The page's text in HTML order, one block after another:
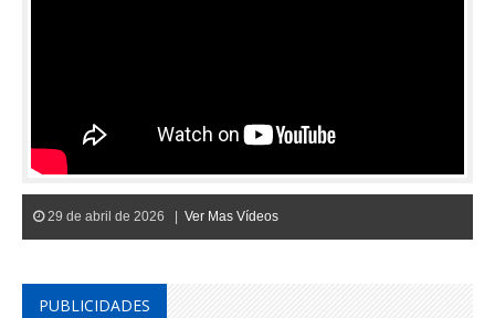
29 de abril de 2026 | Ver Mas Vídeos
PUBLICIDADES